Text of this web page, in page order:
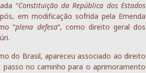
“Constituição da República dos Estados
em modificação sofrida pela Emenda
“plena defesa“, como direito geral dos
do Brasil, apareceu associado ao direito
no caminho para o aprimoramento